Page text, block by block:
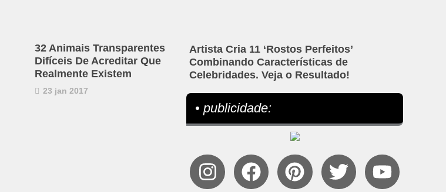
32 Animais Transparentes
Difíceis De Acreditar Que
Realmente Existem
23 jan 2017
Artista Cria 11 ‘Rostos Perfeitos’
Combinando Características de
Celebridades. Veja o Resultado!
• publicidade: